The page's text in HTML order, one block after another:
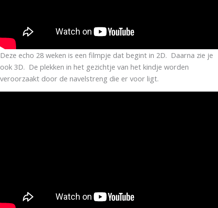
Deze echo 28 weken is een filmpje dat begint in 2D. Daarna zie je
ook 3D. De plekken in het gezichtje van het kindje worden
veroorzaakt door de navelstreng die er voor ligt.